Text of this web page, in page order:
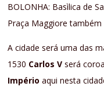
BOLONHA: Basìlica de
Praça Maggiore também
A cidade será uma das
1530 Carlos V será
Império aqui nesta